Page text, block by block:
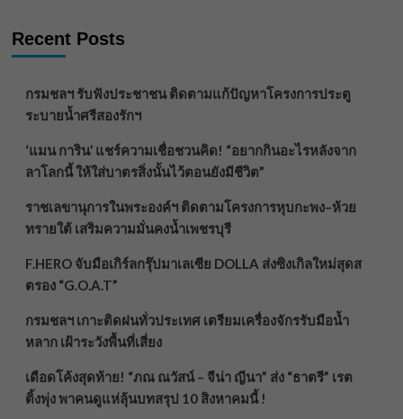
Recent Posts
กรมชลฯ รับฟังประชาชน ติดตามแก้ปัญหาโครงการประตู
ระบายน้ำศรีสองรักฯ
‘แมน การิน’ แชร์ความเชื่อชวนคิด! “อยากกินอะไรหลังจาก
ลาโลกนี้ ให้ใส่บาตรสิ่งนั้นไว้ตอนยังมีชีวิต”
ราชเลขานุการในพระองค์ฯ ติดตามโครงการหุบกะพง–ห้วย
ทรายใต้ เสริมความมั่นคงน้ำเพชรบุรี
F.HERO จับมือเกิร์ลกรุ๊ปมาเลเซีย DOLLA ส่งซิงเกิลใหม่สุดส
ตรอง “G.O.A.T”
กรมชลฯ เกาะติดฝนทั่วประเทศ เตรียมเครื่องจักรรับมือน้ำ
หลาก เฝ้าระวังพื้นที่เสี่ยง
เดือดโค้งสุดท้าย! “ภณ ณวัสน์ – จีน่า ญีนา” ส่ง “ธาตรี” เรต
ติ้งพุ่ง พาคนดูแห่ลุ้นบทสรุป 10 สิงหาคมนี้ !